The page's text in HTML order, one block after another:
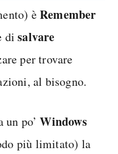
èRemember
disalvare
per trovare
al bisogno.
un po’Windows
più limitato) la